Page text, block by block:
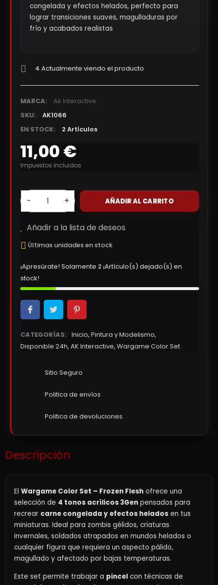
congelada y efectos helados, perfecto para
lograr transiciones suaves, magulladuras por
frío y acabados realistas
4 Actualmente viendo el producto
MARCA:
Ak Interactive
SKU:
AK1066
EN STOCK:
2 Artículos
11,00 €
Impuestos incluidos
- + AÑADIR AL CARRITO
Añadir a la lista de deseos
Últimas unidades en stock
¡Apresúrate! Solamente 2 ¡Artículo(s) dejado(s) en
stock!
CATEGORÍAS: Inicio, Pintura y Modelismo,
Disponible 24h, AK Interactive, Wargame Color Set
Sitio Seguro
Politica de envíos
Politica de devoluciones
Descripción
El Wargame Color Set – Frozen Flesh ofrece una
selección de 4 tonos acrílicos 3Gen pensados para
recrear carne congelada y efectos helados en tus
miniaturas. Ideal para zombis gélidos, criaturas
invernales, soldados atrapados en mundos helados o
cualquier figura que requiera un aspecto pálido,
magullado y afectado por bajas temperaturas.
Este set permite trabajar a pincel con técnicas de